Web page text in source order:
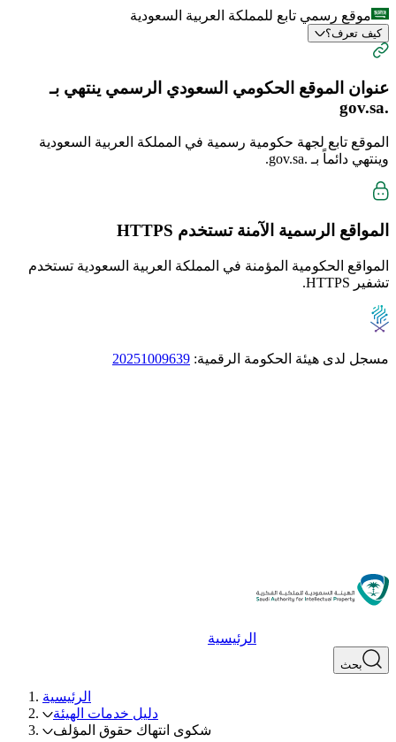
موقع رسمي تابع للمملكة العربية السعودية
كيف تعرف؟
عنوان الموقع الحكومي السعودي الرسمي ينتهي بـ
.gov.sa
الموقع تابع لجهة حكومية رسمية في المملكة العربية السعودية
وينتهي دائماً بـ .gov.sa
.
المواقع الرسمية الآمنة تستخدم HTTPS
المواقع الحكومية المؤمنة في المملكة العربية السعودية تستخدم
تشفير HTTPS.
مسجل لدى هيئة الحكومة الرقمية: 20251009639
الرئيسية
بحث
الرئيسية
دليل خدمات الهيئة
شكوى انتهاك حقوق المؤلف